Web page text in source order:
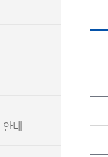
내